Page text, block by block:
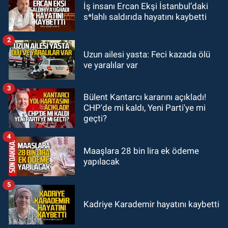
20:56Otomobilin çarptığı yaşlı
adam hayatını kaybetti
20:46Zonguldak-Düzce yolunda
GÜNDEM
19:21Yangında dakikalarla
yarıştılar: Korku dolu anlar
İş insanı Ercan Ekşi İstanbul’daki
s*lahlı saldırıda hayatını kaybetti
Uzun ailesi yasta: Feci kazada ölü
ve yaralılar var
2
Bülent Kantarcı kararını açıkladı!
CHP'de mi kaldı, Yeni Parti'ye mi
geçti?
3
Maaşlara 28 bin lira ek ödeme
yapılacak
4
Kadriye Karademir hayatını kaybetti
5